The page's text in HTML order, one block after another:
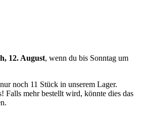
12. August, wenn du bis Sonntag um
noch 11 Stück in unserem Lager.
Falls mehr bestellt wird, könnte dies das